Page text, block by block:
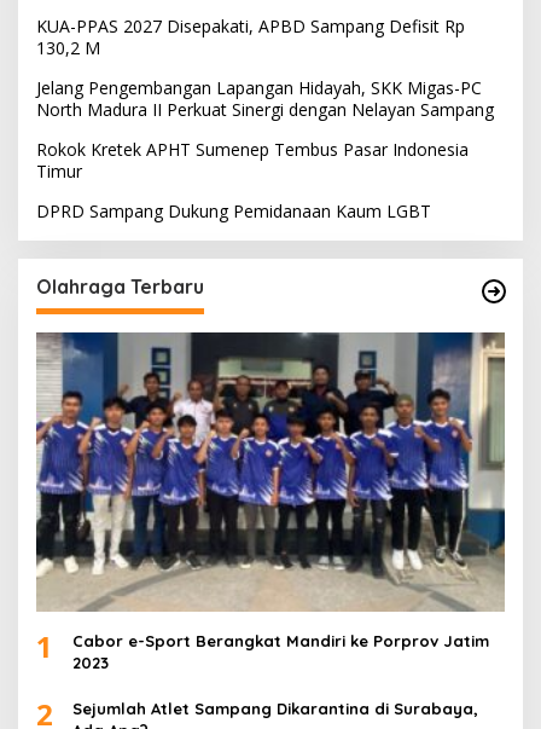
KUA-PPAS 2027 Disepakati, APBD Sampang Defisit Rp
130,2 M
Jelang Pengembangan Lapangan Hidayah, SKK Migas-PC
North Madura II Perkuat Sinergi dengan Nelayan Sampang
Rokok Kretek APHT Sumenep Tembus Pasar Indonesia
Timur
DPRD Sampang Dukung Pemidanaan Kaum LGBT
Olahraga Terbaru
1
Cabor e-Sport Berangkat Mandiri ke Porprov Jatim
2023
2
Sejumlah Atlet Sampang Dikarantina di Surabaya,